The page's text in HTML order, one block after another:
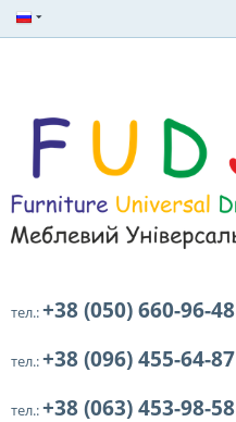
тел.:+38 (050) 660-96-48
тел.:+38 (096) 455-64-87
тел.:+38 (063) 453-98-58